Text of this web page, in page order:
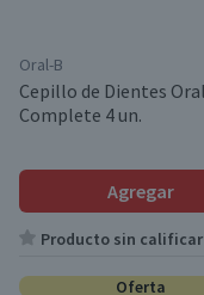
Oral-B
Cepillo de Dientes
Complete 4 un.
Agregar
Producto sin calificar
Oferta